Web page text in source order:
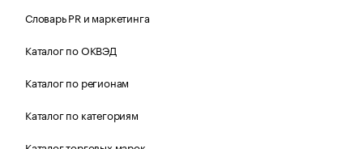
Словарь PR и маркетинга
Каталог по ОКВЭД
Каталог по регионам
Каталог по категориям